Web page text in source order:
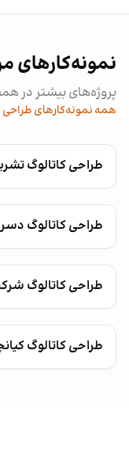
نمونه‌کارهای
پروژه‌های بیشتر در
همه نمونه‌کارهای طراحی
طراحی کاتالوگ
طراحی کاتالوگ
طراحی کاتالوگ
طراحی کاتالوگ